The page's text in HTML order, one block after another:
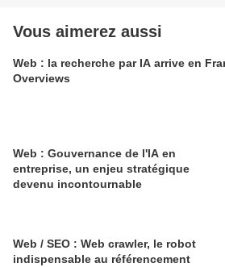
Vous aimerez aussi
Web : la recherche par IA arrive en
Overviews
Web : Gouvernance de l'IA en
entreprise, un enjeu stratégique
devenu incontournable
Web / SEO : Web crawler, le robot
indispensable au référencement